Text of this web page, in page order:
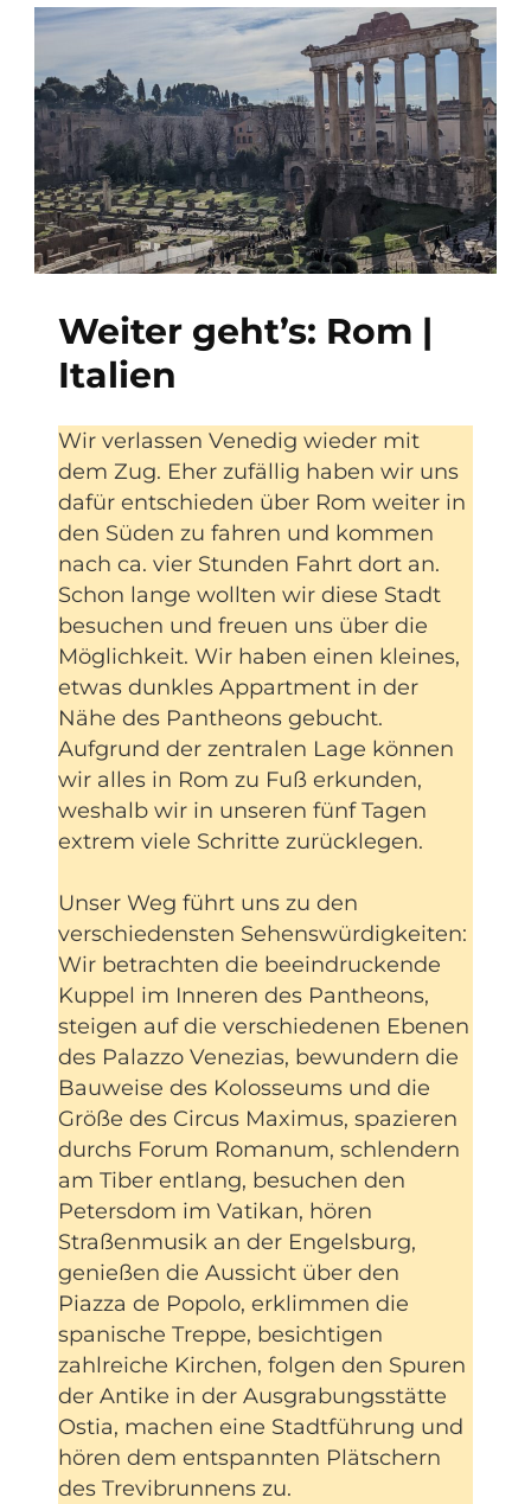
Weiter geht’s: Rom |
Italien
Wir verlassen Venedig wieder mit
dem Zug. Eher zufällig haben wir uns
dafür entschieden über Rom weiter in
den Süden zu fahren und kommen
nach ca. vier Stunden Fahrt dort an.
Schon lange wollten wir diese Stadt
besuchen und freuen uns über die
Möglichkeit. Wir haben einen kleines,
etwas dunkles Appartment in der
Nähe des Pantheons gebucht.
Aufgrund der zentralen Lage können
wir alles in Rom zu Fuß erkunden,
weshalb wir in unseren fünf Tagen
extrem viele Schritte zurücklegen.
Unser Weg führt uns zu den
verschiedensten Sehenswürdigkeiten:
Wir betrachten die beeindruckende
Kuppel im Inneren des Pantheons,
steigen auf die verschiedenen Ebenen
des Palazzo Venezias, bewundern die
Bauweise des Kolosseums und die
Größe des Circus Maximus, spazieren
durchs Forum Romanum, schlendern
am Tiber entlang, besuchen den
Petersdom im Vatikan, hören
Straßenmusik an der Engelsburg,
genießen die Aussicht über den
Piazza de Popolo, erklimmen die
spanische Treppe, besichtigen
zahlreiche Kirchen, folgen den Spuren
der Antike in der Ausgrabungsstätte
Ostia, machen eine Stadtführung und
hören dem entspannten Plätschern
des Trevibrunnens zu.